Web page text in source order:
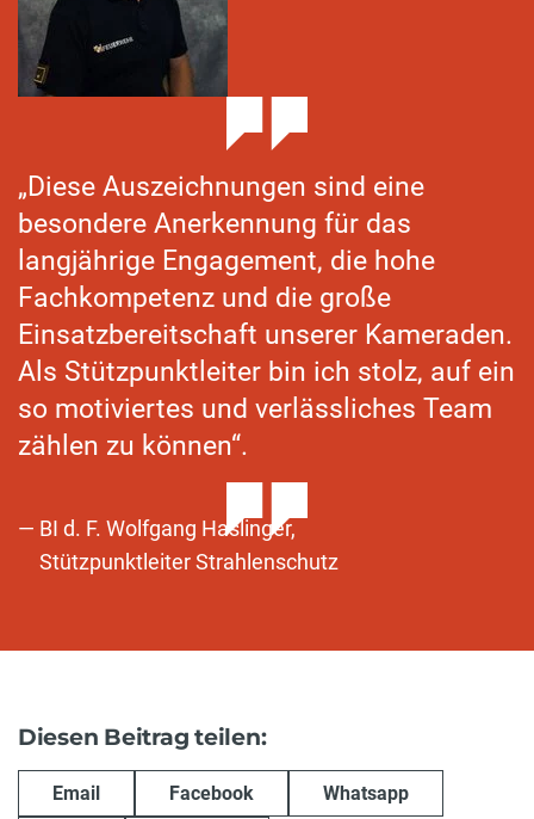
„Diese Auszeichnungen sind eine
besondere Anerkennung für das
langjährige Engagement, die hohe
Fachkompetenz und die große
Einsatzbereitschaft unserer Kameraden.
Als Stützpunktleiter bin ich stolz, auf ein
so motiviertes und verlässliches Team
zählen zu können“.
BI d. F. Wolfgang Haslinger,
Stützpunktleiter Strahlenschutz
Diesen Beitrag teilen:
Email Facebook Whatsapp